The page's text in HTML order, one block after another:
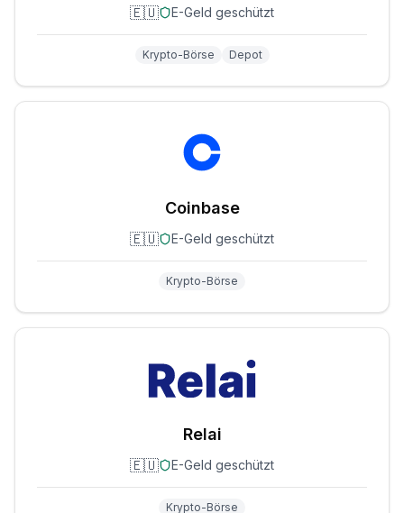
🇪🇺 E-Geld geschützt
Krypto-Börse Depot
Coinbase
🇪🇺 E-Geld geschützt
Krypto-Börse
Relai
🇪🇺 E-Geld geschützt
Krypto-Börse